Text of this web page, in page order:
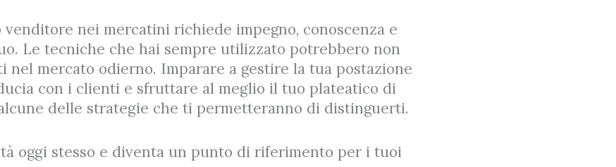
nei mercatini richiede impegno, conoscenza e
Le tecniche che hai sempre utilizzato potrebbero non
nel mercato odierno. Imparare a gestire la tua postazione
con i clienti e sfruttare al meglio il tuo plateatico di
delle strategie che ti permetteranno di distinguerti.
oggi stesso e diventa un punto di riferimento per i tuoi